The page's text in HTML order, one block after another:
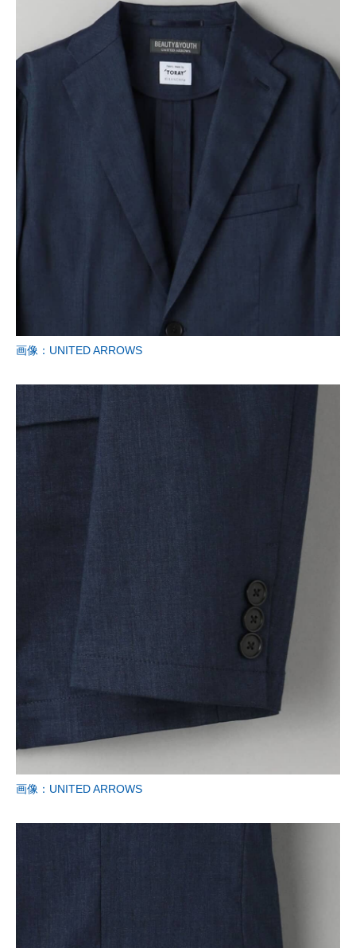
画像：UNITED ARROWS
画像：UNITED ARROWS